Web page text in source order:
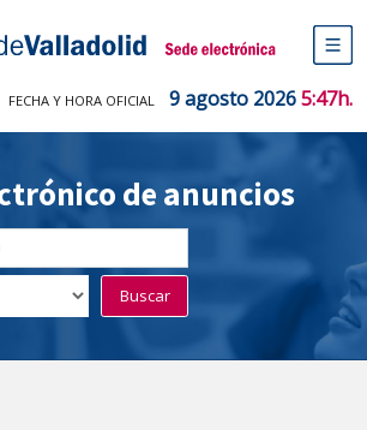
Universidad de
de
FECHA Y HORA OFICIAL 9 agosto 20265:47h.
de anuncios
Buscar